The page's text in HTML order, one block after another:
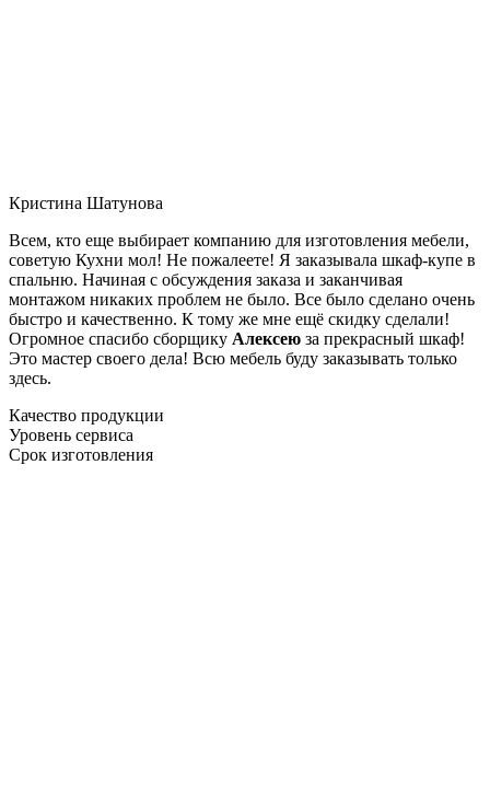
Кристина Шатунова
Всем, кто еще выбирает компанию для изготовления мебели,
советую Кухни мол! Не пожалеете! Я заказывала шкаф-купе в
спальню. Начиная с обсуждения заказа и заканчивая
монтажом никаких проблем не было. Все было сделано очень
быстро и качественно. К тому же мне ещё скидку сделали!
Огромное спасибо сборщику Алексею за прекрасный шкаф!
Это мастер своего дела! Всю мебель буду заказывать только
здесь.
Качество продукции
Уровень сервиса
Срок изготовления